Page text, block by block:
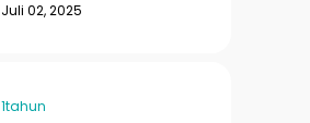
Juli 02, 2025
1tahun